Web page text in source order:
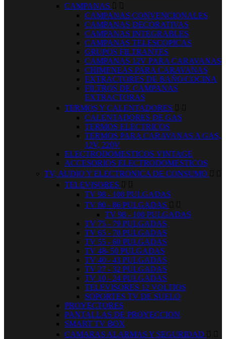
CAMPANAS  
CAMPANAS CONVENCIONALES
CAMPANAS DECORATIVAS
CAMPANAS INTEGRABLES
CAMPANAS TELESCOPICAS
GRUPOS FILTRANTES
CAMPANAS 12V PARA CARAVANAS
CHIMENEAS PARA CARAVANAS
EXTRACTORES DE BAÑO/COCINA
FILTROS DE CAMPANAS
EXTRACTORAS
TERMOS Y CALENTADORES  
CALENTADORES DE GAS
TERMOS ELECTRICOS
TERMOS PARA CARAVANAS A GAS,
12V, 220V
ELECTRODOMESTICOS VINTAGE
ACCESORIOS ELECTRODOMESTICOS
TV, AUDIO Y ELECTRONICA DE CONSUMO  
TELEVISORES  
TV 98 - 100 PULGADAS
TV 80 - 86 PULGADAS  
TV 98 - 100 PULGADAS
TV 75 - 79 PULGADAS
TV 65 - 70 PULGADAS
TV 55 - 60 PULGADAS
TV 48- 50 PULGADAS
TV 40 - 43 PULGADAS
TV 27 - 32 PULGADAS
TV 10 - 24 PULGADAS
TELEVISORES 12 VOLTIOS
SOPORTES TV DE SUELO
PROYECTORES
PANTALLAS DE PROYECCION
SMART TV BOX
CAMARAS ALARMAS Y SEGURIDAD  